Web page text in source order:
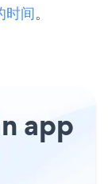
间。
app